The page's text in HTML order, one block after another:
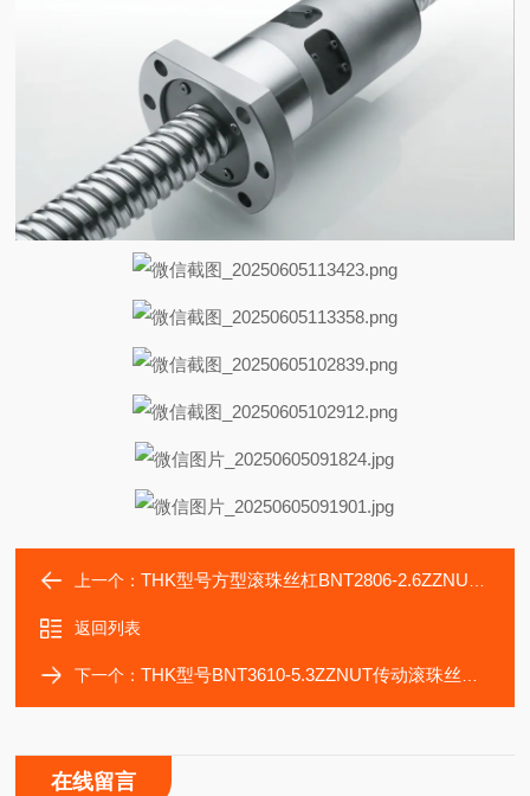
上一个：THK型号方型滚珠丝杠BNT2806-2.6ZZNUT机床自动化
返回列表
下一个：THK型号BNT3610-5.3ZZNUT传动滚珠丝杠轴承导轨
在线留言